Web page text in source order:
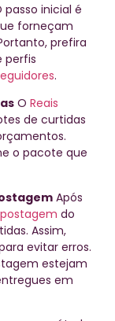
passo inicial é
forneçam
prefira
perfis
.
O Reais
de curtidas
o pacote que
Após
postagem do
Assim,
evitar erros.
estejam
em